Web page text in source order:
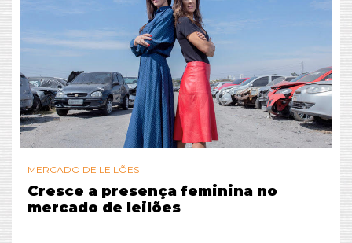
MERCADO DE LEILÕES
Cresce a presença feminina no
mercado de leilões